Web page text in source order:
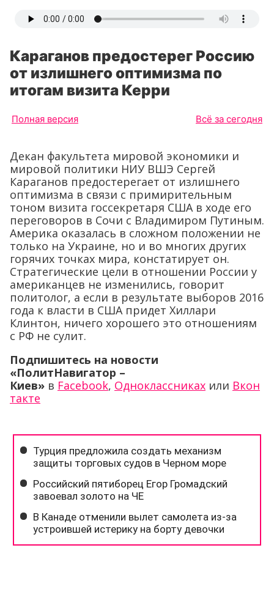
Караганов предостерег Россию
от излишнего оптимизма по
итогам визита Керри
Полная версия Всё за сегодня
Декан факультета мировой экономики и
мировой политики НИУ ВШЭ Сергей
Караганов предостерегает от излишнего
оптимизма в связи с примирительным
тоном визита госсекретаря США в ходе его
переговоров в Сочи с Владимиром Путиным.
Америка оказалась в сложном положении не
только на Украине, но и во многих других
горячих точках мира, констатирует он.
Стратегические цели в отношении России у
американцев не изменились, говорит
политолог, а если в результате выборов 2016
года к власти в США придет Хиллари
Клинтон, ничего хорошего это отношениям
с РФ не сулит.
Подпишитесь на новости
«ПолитНавигатор –
Киев» в Facebook, Одноклассниках или Вкон
такте